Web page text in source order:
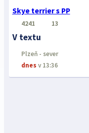
Skye terrier s PP
4241 13
V textu
Plzeň - sever
dnes v 13:36